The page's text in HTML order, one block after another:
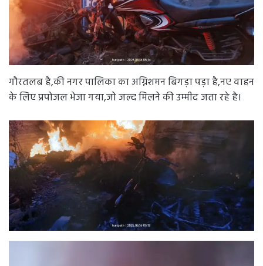
गौरतलब है,की नगर पालिका का अग्निशमन बिगड़ा पड़ा है,नए वाहन
के लिए प्रपोजल भेजा गया,जो जल्द मिलने की उम्मीद जता रहे है।